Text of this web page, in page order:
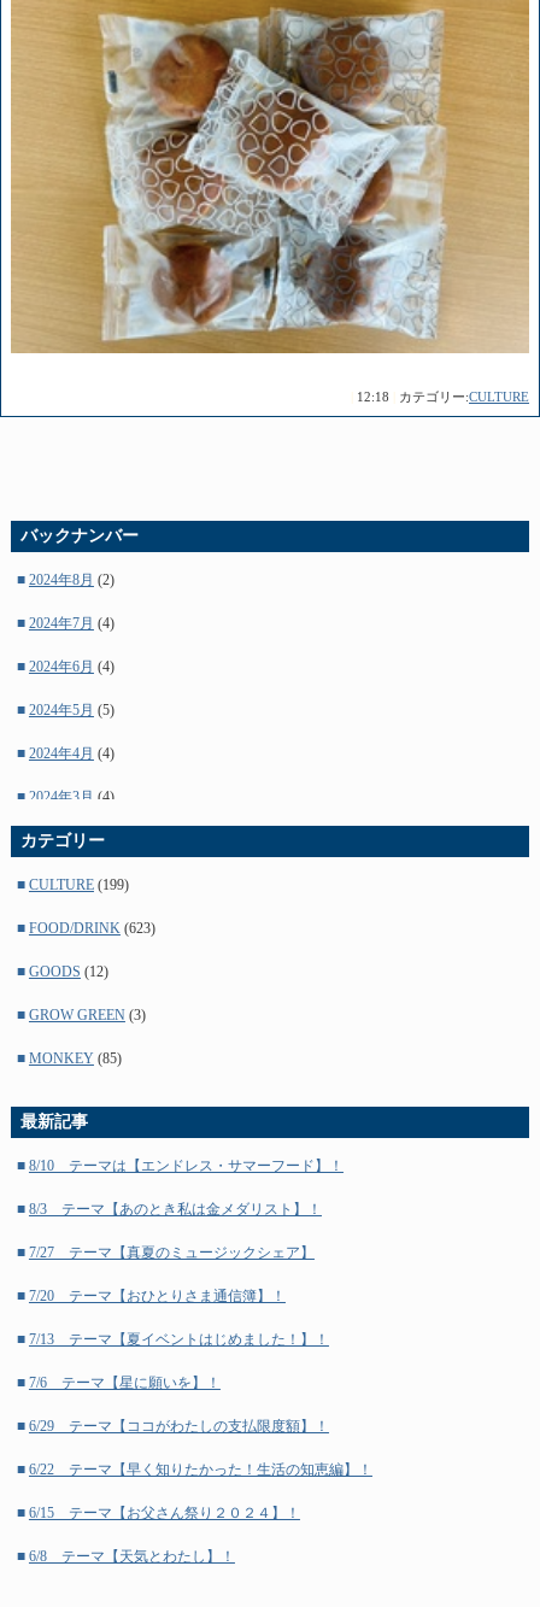
12:18 カテゴリー:CULTURE
バックナンバー
■ 2024年8月 (2)
■ 2024年7月 (4)
■ 2024年6月 (4)
■ 2024年5月 (5)
■ 2024年4月 (4)
■ 2024年3月 (4)
■2024年2月(5)
■ 2024年1月(4)
■ 2023年12月(4)
■ 2023年11月(5)
■ 2023年10月(4)
■ 2023年9月(5)
カテゴリー
■ CULTURE(199)
■ FOOD/DRINK(623)
■ GOODS (12)
■ GROW GREEN(3)
■ MONKEY(85)
最新記事
■ 8/10 テーマは【エンドレス・サマーフード】！
■ 8/3 テーマ【あのとき私は金メダリスト】！
■ 7/27 テーマ【真夏のミュージックシェア】
■ 7/20 テーマ【おひとりさま通信簿】！
■ 7/13 テーマ【夏イベントはじめました！】！
■ 7/6 テーマ【星に願いを】！
■ 6/29 テーマ【ココがわたしの支払限度額】！
■ 6/22 テーマ【早く知りたかった！生活の知恵編】！
■ 6/15 テーマ【お父さん祭り２０２４】！
■ 6/8 テーマ【天気とわたし】！